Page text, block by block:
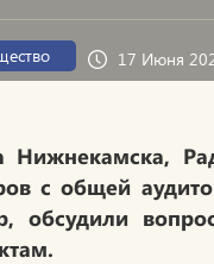
17 Июня
Нижнекамска,
с общей
обсудили